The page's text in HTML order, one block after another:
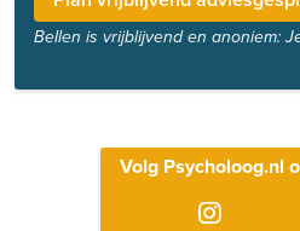
Bellen is vrijblijvend en anoniem:
Volg Psycholoog.nl